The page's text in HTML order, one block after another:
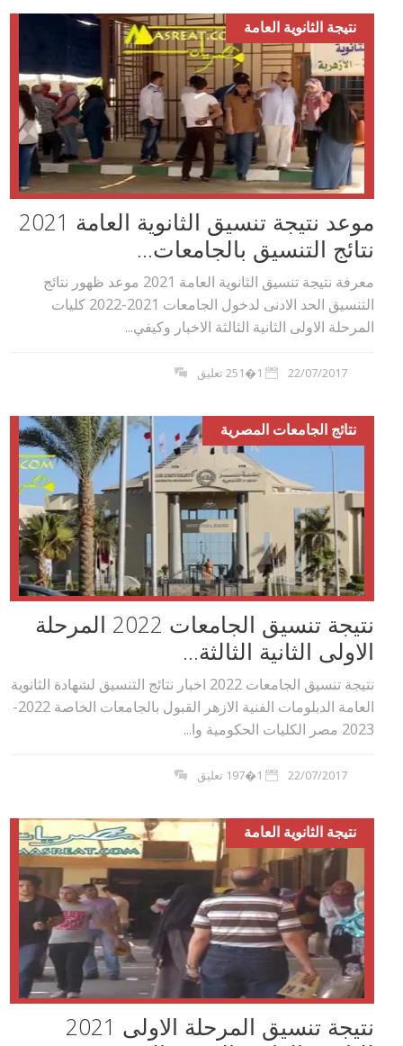
نتيجة الثانوية العامة
موعد نتيجة تنسيق الثانوية العامة 2021
نتائج التنسيق بالجامعات...
معرفة نتيجة تنسيق الثانوية العامة 2021 موعد ظهور نتائج
التنسيق الحد الادنى لدخول الجامعات 2021-2022 كليات
المرحلة الاولى الثانية الثالثة الاخبار وكيفي...
22/07/2017 1�251 تعليق
نتائج الجامعات المصرية
نتيجة تنسيق الجامعات 2022 المرحلة
الاولى الثانية الثالثة...
نتيجة تنسيق الجامعات 2022 اخبار نتائج التنسيق لشهادة الثانوية
العامة الدبلومات الفنية الازهر القبول بالجامعات الخاصة 2022-
2023 مصر الكليات الحكومية وا...
22/07/2017 1�197 تعليق
نتيجة الثانوية العامة
نتيجة تنسيق المرحلة الاولى 2021